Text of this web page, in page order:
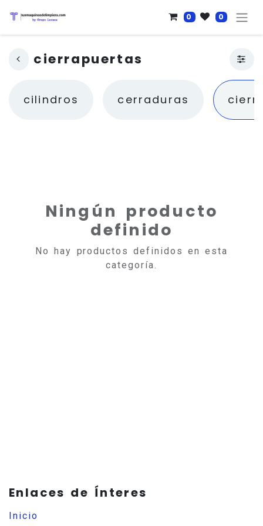
0 0
cierrapuertas
cilindros cerraduras
Ningún producto
definido
No hay productos definidos en esta
categoría.
Enlaces de Ínteres
Inicio